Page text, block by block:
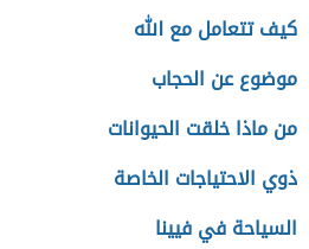
كيف تتعامل مع الله
موضوع عن الحجاب
من ماذا خلقت الحيوانات
ذوي الاحتياجات الخاصة
السياحة في فيينا